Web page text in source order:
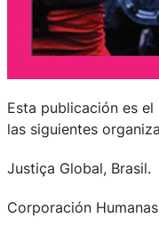
Esta publicación es
las siguientes
Justiça Global, Brasil.
Corporación